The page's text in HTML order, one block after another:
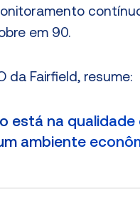
em 90.
da Fairfield, resume:
está na
ambiente